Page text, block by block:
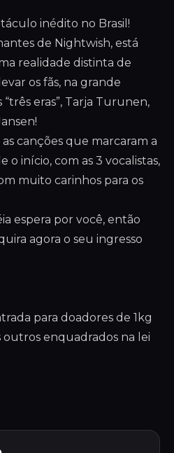
inédito no Brasil!
de Nightwish, está
realidade distinta de
os fãs, na grande
eras”, Tarja Turunen,
canções que marcaram a
o início, com as 3 vocalistas,
muito carinhos para os
espera por você, então
agora o seu ingresso
para doadores de 1kg
enquadrados na lei